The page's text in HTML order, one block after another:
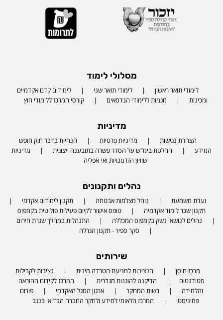
מסלולי לימוד
לימודי תואר ראשון לימודי תואר שני
לימודים קדם אקדמיים
ומכינות
מגמות ללימודי הנדסאים קורסי המרכז ללימודי חוץ
מדיניות
הצהרת נגישות מדיניות פרטיות
הנחיות בדבר חוק חופש
המידע
החלטת בימ"ש על הסדר פשרה בתובענה ייצוגית
מדיניות
שוויון הזדמנויות ואי-אפליה
נהלים ותקנונים
ועדת משמעת נוהל מצלמות אבטחה
תקנון לימודים אקדמי
תקנון שכר לימוד אקדמיה
טופס אישור לקיום פעילות פוליטית בקמפוס
נהלים לנושאי נשק בקמפוס המכללה
התנהלות במהלך שגרת חירום
סקר ספיר - תקנון הגרלה
שירותים
מרכז חוסן הנציבות למניעת הטרדה מינית
נציבות לקבילות
סטודנטים
הדיקנט להוגנות מגדרית
המרכז לקידום ההוראה
והלמידה
רשות המחקר ארגון הסגל האקדמי
פורום
פמיניסטי
המרכז הלאומי למידע ולחקר החברה הבדואי בנגב